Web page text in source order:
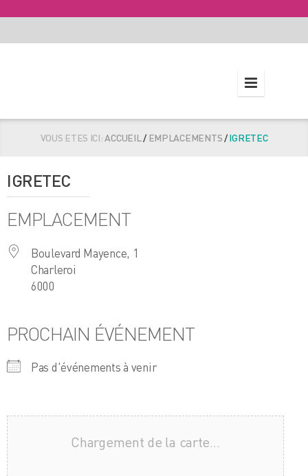
VOUS ETES ICI:ACCUEIL/EMPLACEMENTS/IGRETEC
IGRETEC
EMPLACEMENT
Boulevard Mayence, 1
Charleroi
6000
PROCHAIN ÉVÉNEMENT
Pas d'événements à venir
Chargement de la carte…